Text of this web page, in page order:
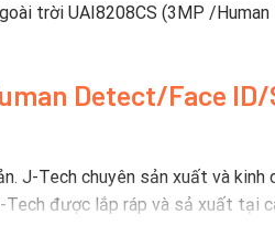
trời UAI8208CS (3MP /
Detect/Face
J-Tech chuyên sản xuất và kinh
được lắp ráp và sả xuất tại